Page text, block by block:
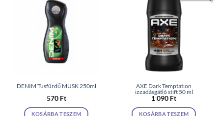
DENIM Tusfürdő MUSK 250ml
570 Ft
KOSÁRBA TESZEM
AXE Dark Temptation
izzadásgátló stift 50 ml
1 090 Ft
KOSÁRBA TESZEM